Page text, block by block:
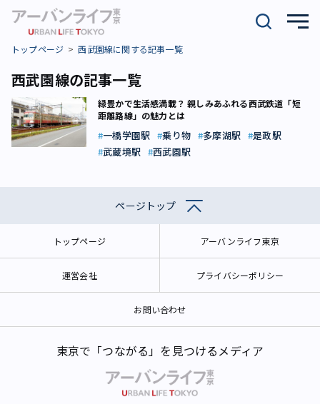
トップページ 西武園線に関する記事一覧
西武園線の記事一覧
緑豊かで生活感満載？ 親しみあふれる西武鉄道「短
距離路線」の魅力とは
一橋学園駅 乗り物 多摩湖駅
是政駅
武蔵境駅
西武園駅
ページトップ
トップページ アーバンライフ東京
運営会社 プライバシーポリシー
お問い合わせ
東京で「つながる」を見つけるメディア